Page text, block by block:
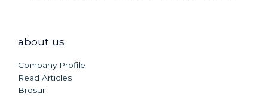
about us
Company Profile
Read Articles
Brosur